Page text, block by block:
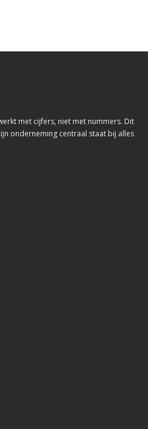
met cijfers, niet met nummers. Dit
onderneming centraal staat bij alles